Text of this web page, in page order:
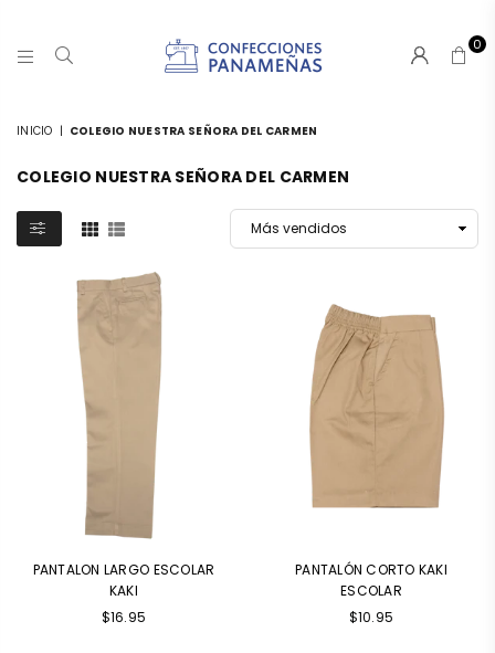
0
INICIO | COLEGIO NUESTRA SEÑORA DEL CARMEN
COLEGIO NUESTRA SEÑORA DEL CARMEN
PANTALON LARGO ESCOLAR
KAKI
$16.95
PANTALÓN CORTO KAKI
ESCOLAR
Precio
$10.95